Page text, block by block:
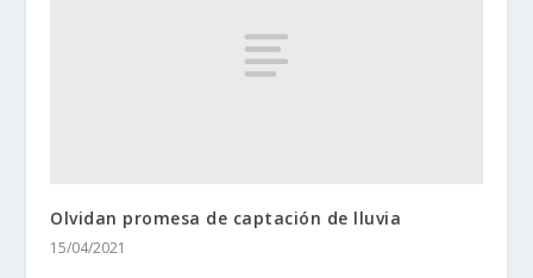
Olvidan promesa de captación de lluvia
15/04/2021